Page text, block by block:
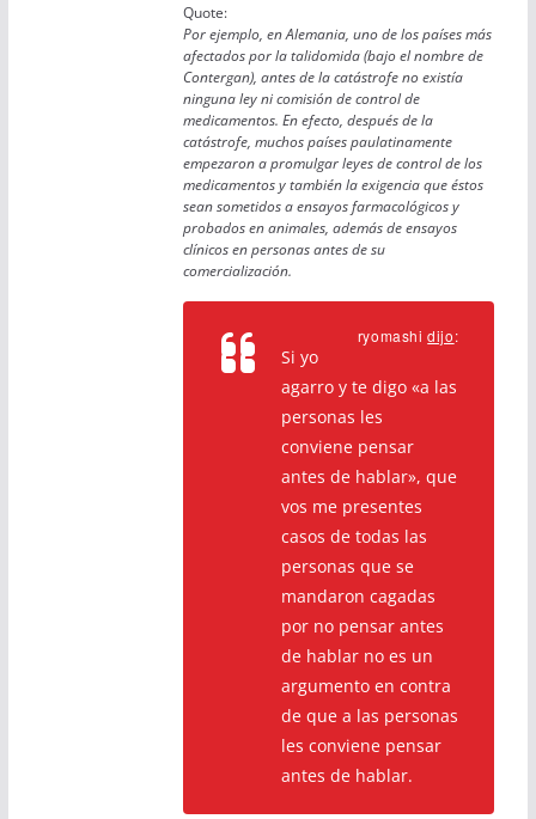
Quote:
Por ejemplo, en Alemania, uno de los países más
afectados por la talidomida (bajo el nombre de
Contergan), antes de la catástrofe no existía
ninguna ley ni comisión de control de
medicamentos. En efecto, después de la
catástrofe, muchos países paulatinamente
empezaron a promulgar leyes de control de los
medicamentos y también la exigencia que éstos
sean sometidos a ensayos farmacológicos y
probados en animales, además de ensayos
clínicos en personas antes de su
comercialización.
ryomashidijo:
Si yo
agarro y te digo «a las
personas les
conviene pensar
antes de hablar», que
vos me presentes
casos de todas las
personas que se
mandaron cagadas
por no pensar antes
de hablar no es un
argumento en contra
de que a las personas
les conviene pensar
antes de hablar.